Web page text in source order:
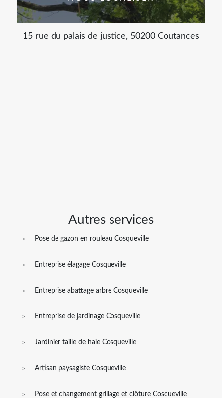
15 rue du palais de justice, 50200 Coutances
Autres services
Pose de gazon en rouleau Cosqueville
Entreprise élagage Cosqueville
Entreprise abattage arbre Cosqueville
Entreprise de jardinage Cosqueville
Jardinier taille de haie Cosqueville
Artisan paysagiste Cosqueville
Pose et changement grillage et clôture Cosqueville